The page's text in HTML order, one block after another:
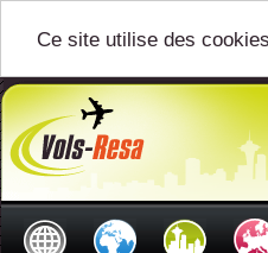
Ce site utilise des